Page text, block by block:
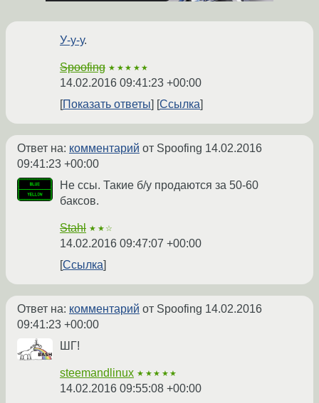
У-у-у.
Spoofing ★★★★★
14.02.2016 09:41:23 +00:00
Показать ответы
Ссылка
Ответ на: комментарий от Spoofing 14.02.2016
09:41:23 +00:00
Не ссы. Такие б/у продаются за 50-60
баксов.
Stahl ★★☆
14.02.2016 09:47:07 +00:00
Ссылка
Ответ на: комментарий от Spoofing 14.02.2016
09:41:23 +00:00
ШГ!
steemandlinux ★★★★★
14.02.2016 09:55:08 +00:00